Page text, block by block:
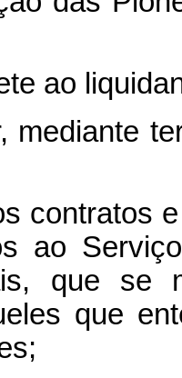
ao
mediante
contratos
ao
que se
que